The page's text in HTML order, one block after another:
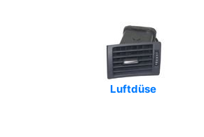
Luftdüse